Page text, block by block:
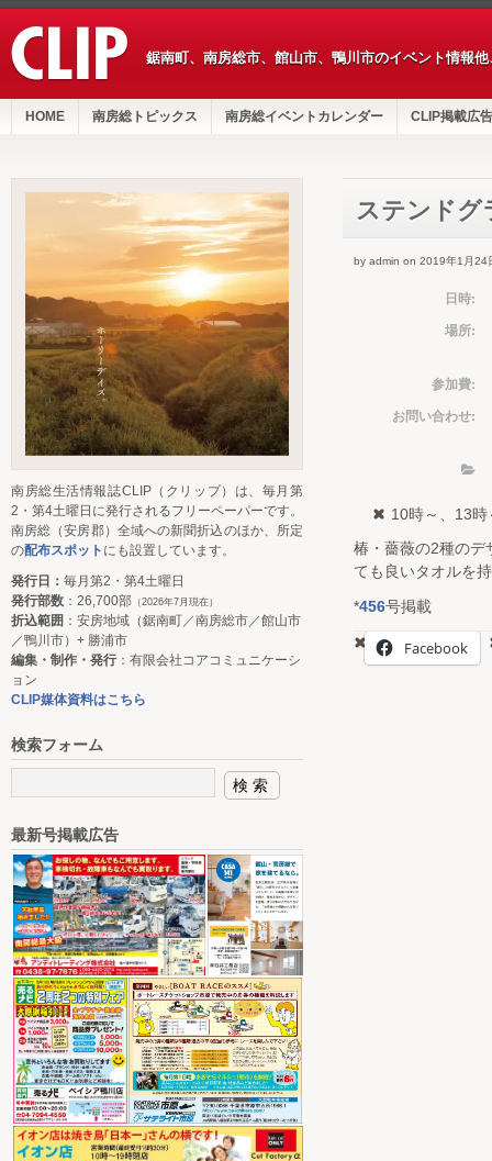
鋸南町、南房総市、館山市、鴨川市のイベント情報
HOME 南房総トピックス 南房総イベントカレンダー CLIP掲載広告
ステンドグ
by admin on 2019年1月24
日時:
場所:
参加費:
お問い合わせ:
10時～、13時
椿・薔薇の2種のデ
ても良いタオルを
*456号掲載
Facebook
南房総生活情報誌CLIP（クリップ）は、毎月第
2・第4土曜日に発行されるフリーペーパーです。
南房総（安房郡）全域への新聞折込のほか、所定
の配布スポット にも設置しています。
発行日： 毎月第2・第4土曜日
発行部数 ：26,700部 （2026年7月現在）
折込範囲 ：安房地域（鋸南町／南房総市／館山市
／鴨川市）+ 勝浦市
編集・制作・発行：有限会社コアコミュニケーシ
ョン
CLIP媒体資料はこちら
検索フォーム
最新号掲載広告